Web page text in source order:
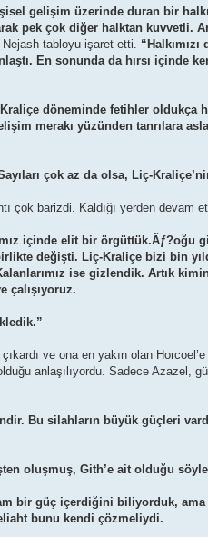
gelişim üzerinde duran bir
pek çok diğer halktan kuvvetli.
Nejash tabloyu işaret etti.
En sonunda da hırsı içinde
döneminde fetihler oldukça
merakı yüzünden tanrılara
çok az da olsa, Liç-
çok barizdi. Kaldığı yerden devam
içinde elit bir
değişti. Liç-Kraliçe bizi bin
ise gizlendik. Artık
çalışıyoruz.
ve ona en yakın olan Horcoel’e
anlaşılıyordu. Sadece Azazel,
Bu silahların büyük güçleri
oluşmuş, Gith’e ait olduğu
bir güç içerdiğini biliyorduk,
bunu kendi çözmeliydi.